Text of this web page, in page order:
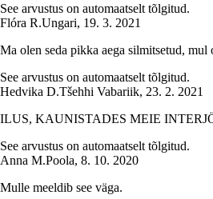
See arvustus on automaatselt tõlgitud.
Flóra R.Ungari, 19. 3. 2021
Ma olen seda pikka aega silmitsetud, mul
See arvustus on automaatselt tõlgitud.
Hedvika D.Tšehhi Vabariik, 23. 2. 2021
ILUS, KAUNISTADES MEIE
See arvustus on automaatselt tõlgitud.
Anna M.Poola, 8. 10. 2020
Mulle meeldib see väga.